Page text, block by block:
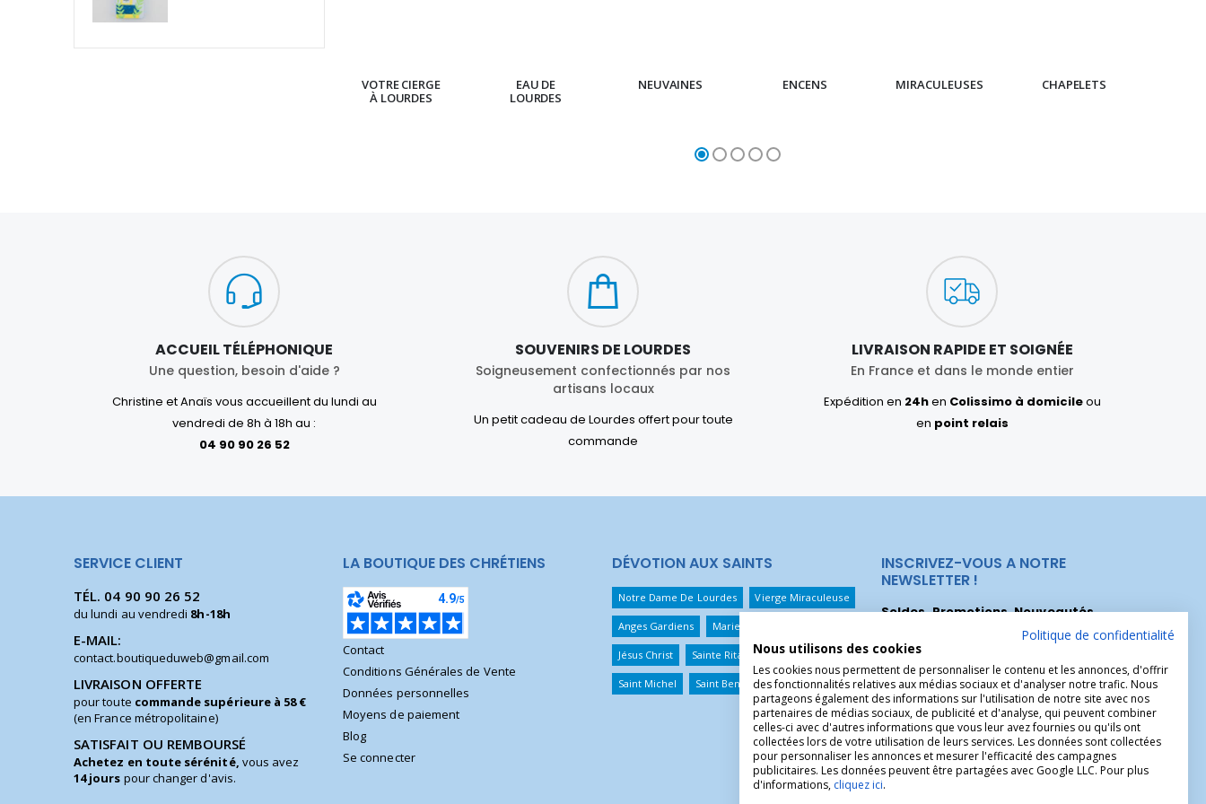
VOTRE CIERGE
À LOURDES
EAU DE
LOURDES
NEUVAINES ENCENS MIRACULEUSES CHAPELETS
ACCUEIL TÉLÉPHONIQUE
Une question, besoin d'aide ?
Christine et Anaïs vous accueillent du lundi au
vendredi de 8h à 18h au :
04 90 90 26 52
SOUVENIRS DE LOURDES
Soigneusement confectionnés par nos
artisans locaux
Un petit cadeau de Lourdes offert pour toute
commande
LIVRAISON RAPIDE ET SOIGNÉE
En France et dans le monde entier
Expédition en 24hen Colissimo à domicileou
en point relais
SERVICE CLIENT
TÉL. 04 90 90 26 52
du lundi au vendredi 8h-18h
E-MAIL:
contact.boutiqueduweb@gmail.com
LIVRAISON OFFERTE
pour toute commande supérieure à 58 €
(en France métropolitaine)
SATISFAIT OU REMBOURSÉ
Achetez en toute sérénité, vous avez
14 jours pour changer d'avis.
LA BOUTIQUE DES CHRÉTIENS
Contact
Conditions Générales de Vente
Données personnelles
Moyens de paiement
Blog
Se connecter
DÉVOTION AUX SAINTS
Notre Dame De Lourdes Vierge Miraculeuse
Anges Gardiens Marie Qui Défait Les Noeuds
Jésus Christ Sainte Rita Sainte Thérèse
Saint Michel Saint Benoît Saint Christophe
INSCRIVEZ-VOUS A NOTRE
NEWSLETTER !
Soldes, Promotions, Nouveautés...
Inscrivez-vous maintenant pour recevoir
nos meilleures offres.
Politique de confidentialité
Nous utilisons des cookies
Les cookies nous permettent de personnaliser le contenu et les annonces, d'offrir
des fonctionnalités relatives aux médias sociaux et d'analyser notre trafic. Nous
partageons également des informations sur l'utilisation de notre site avec nos
partenaires de médias sociaux, de publicité et d'analyse, qui peuvent combiner
celles-ci avec d'autres informations que vous leur avez fournies ou qu'ils ont
collectées lors de votre utilisation de leurs services. Les données sont collectées
pour personnaliser les annonces et mesurer l'efficacité des campagnes
publicitaires. Les données peuvent être partagées avec Google LLC. Pour plus
d'informations, cliquez ici.